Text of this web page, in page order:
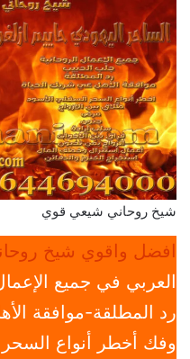
شيخ روحاني شيعي قوي
افضل واقوي شيخ
العربي في جميع
رد المطلقة-موافقة
وفك أخطر أنواع